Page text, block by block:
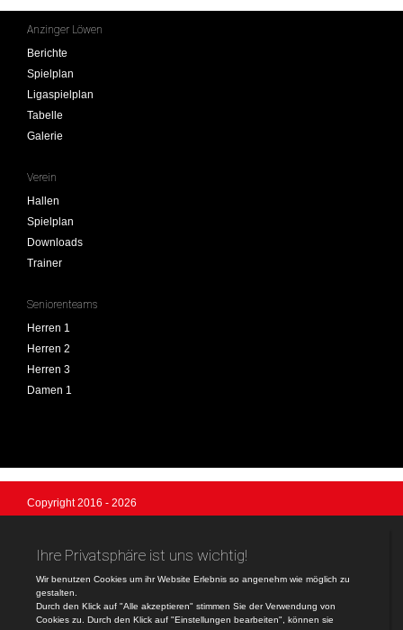
Anzinger Löwen
Berichte
Spielplan
Ligaspielplan
Tabelle
Galerie
Verein
Hallen
Spielplan
Downloads
Trainer
Seniorenteams
Herren 1
Herren 2
Herren 3
Damen 1
Logo-Design © by Ulrich Koch, Anzing
Copyright 2016 - 2026
SV Anzing Handball
Registrieren
Impressum
Datenschutzerklärung
Teamsports 2